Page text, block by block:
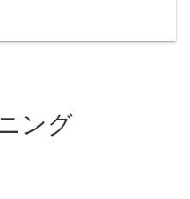
ング